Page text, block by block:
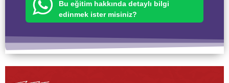
Bu eğitim hakkında detaylı bilgi
edinmek ister misiniz?